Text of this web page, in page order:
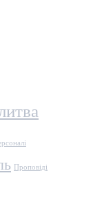
Проповіді